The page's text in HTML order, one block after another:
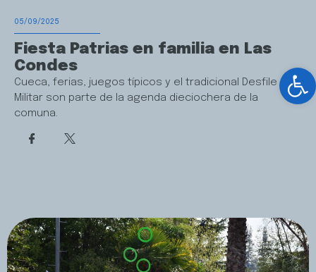
05/09/2025
Fiesta Patrias en familia en Las
Condes
Cueca, ferias, juegos típicos y el tradicional Desfile
Militar son parte de la agenda dieciochera de la
comuna.